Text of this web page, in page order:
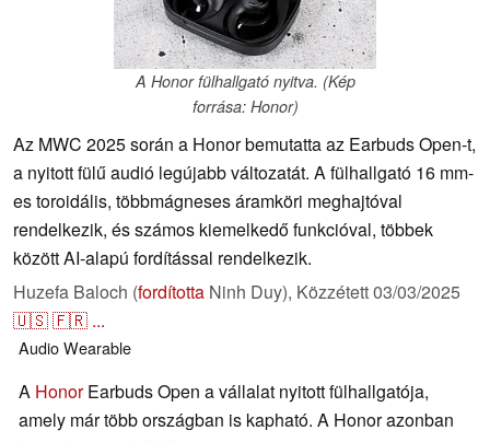
A Honor fülhallgató nyitva. (Kép
forrása: Honor)
Az MWC 2025 során a Honor bemutatta az Earbuds Open-t,
a nyitott fülű audió legújabb változatát. A fülhallgató 16 mm-
es toroidális, többmágneses áramköri meghajtóval
rendelkezik, és számos kiemelkedő funkcióval, többek
között AI-alapú fordítással rendelkezik.
Huzefa Baloch (fordította Ninh Duy), Közzétett03/03/2025
🇺🇸🇫🇷 ...
AudioWearable
A HonorEarbuds Open a vállalat nyitott fülhallgatója,
amely már több országban is kapható. A Honor azonban